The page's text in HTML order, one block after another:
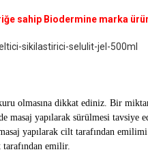
sahip Biodermine marka
sikilastirici-selulit-jel-500ml
olmasına dikkat ediniz. Bir
masaj yapılarak sürülmesi tavsiye
yapılarak cilt tarafından
emilir.